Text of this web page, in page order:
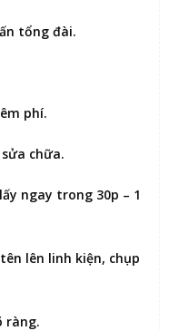
tổng đài.
phí.
chữa.
lấy ngay trong 30p – 1
lên linh kiện, chụp
ràng.